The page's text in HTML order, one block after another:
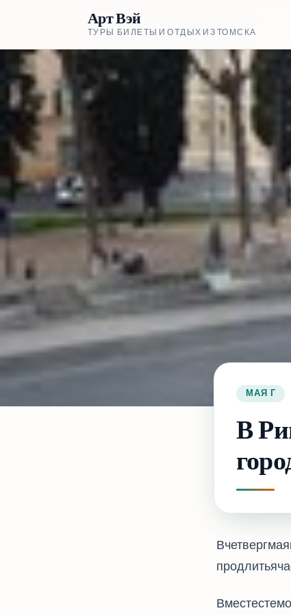
Арт Вэй
ТУРЫ, БИЛЕТЫ И ОТДЫХ ИЗ ТОМСКА
10 МАЯ 2017 Г.
В
В четверг 11
продлитьcя 24
Вместе с тем